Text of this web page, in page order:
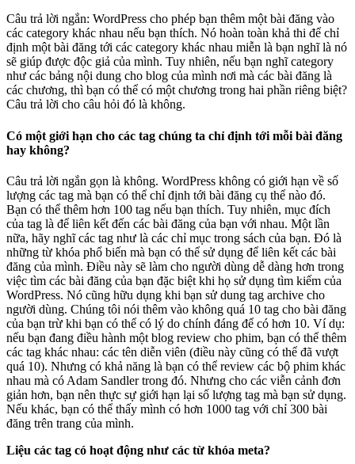
Câu trả lời ngắn: WordPress cho phép bạn thêm một bài đăng vào
các category khác nhau nếu bạn thích. Nó hoàn toàn khả thi để chỉ
định một bài đăng tới các category khác nhau miễn là bạn nghĩ là nó
sẽ giúp được độc giả của mình. Tuy nhiên, nếu bạn nghĩ category
như các bảng nội dung cho blog của mình nơi mà các bài đăng là
các chương, thì bạn có thể có một chương trong hai phần riêng biệt?
Câu trả lời cho câu hỏi đó là không.
Có một giới hạn cho các tag chúng ta chỉ định tới mỗi bài đăng
hay không?
Câu trả lời ngắn gọn là không. WordPress không có giới hạn về số
lượng các tag mà bạn có thể chỉ định tới bài đăng cụ thể nào đó.
Bạn có thể thêm hơn 100 tag nếu bạn thích. Tuy nhiên, mục đích
của tag là để liên kết đến các bài đăng của bạn với nhau. Một lần
nữa, hãy nghĩ các tag như là các chỉ mục trong sách của bạn. Đó là
những từ khóa phổ biến mà bạn có thể sử dụng để liên kết các bài
đăng của mình. Điều này sẽ làm cho người dùng dễ dàng hơn trong
việc tìm các bài đăng của bạn đặc biệt khi họ sử dụng tìm kiếm của
WordPress. Nó cũng hữu dụng khi bạn sử dung tag archive cho
người dùng. Chúng tôi nói thêm vào không quá 10 tag cho bài đăng
của bạn trừ khi bạn có thể có lý do chính đáng để có hơn 10. Ví dụ:
nếu bạn đang điều hành một blog review cho phim, bạn có thể thêm
các tag khác nhau: các tên diễn viên (điều này cũng có thể đã vượt
quá 10). Nhưng có khả năng là bạn có thể review các bộ phim khác
nhau mà có Adam Sandler trong đó. Nhưng cho các viễn cảnh đơn
giản hơn, bạn nên thực sự giới hạn lại số lượng tag mà bạn sử dụng.
Nếu khác, bạn có thể thấy mình có hơn 1000 tag với chỉ 300 bài
đăng trên trang của mình.
Liệu các tag có hoạt động như các từ khóa meta?